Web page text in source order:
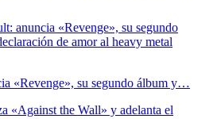
«Revenge», su segundo álbum y…